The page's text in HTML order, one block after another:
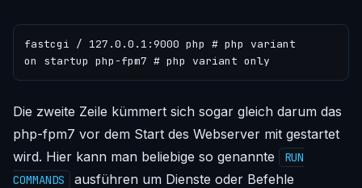
fastcgi / 127.0.0.1:9000 php # php variant
Die zweite Zeile kümmert sich sogar gleich darum das
php-fpm7 vor dem Start des Webserver mit gestartet
wird. Hier kann man beliebige so genannte
RUN
COMMANDS
ausführen um Dienste oder Befehle